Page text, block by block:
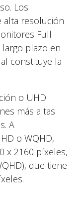
Los
alta resolución
Full
largo plazo en
constituye la
o UHD
más altas
A
o WQHD,
x 2160 píxeles,
que tiene